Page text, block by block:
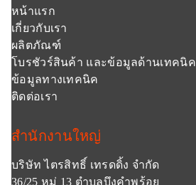
หน้าแรก
เกี่ยวกับเรา
ผลิตภัณฑ์
โบรชัวร์สินค้า และข้อมูลด้านเทคนิค
ข้อมูลทางเทคนิค
ติดต่อเรา
สำนักงานใหญ่
บริษัท ไตรสิทธิ์ เทรดดิ้ง จำกัด
36/25 หมู่ 13 ตำบลบึงคำพร้อย